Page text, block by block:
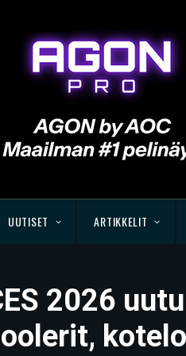
UUTISET ARTIKKELIT
2026